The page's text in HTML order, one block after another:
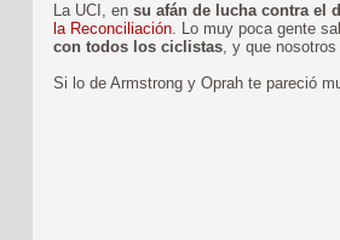
La UCI, en su afán de lucha contra el
la Reconciliación. Lo muy poca gente
con todos los ciclistas, y que
Si lo de Armstrong y Oprah te pareció